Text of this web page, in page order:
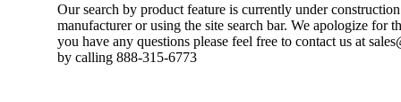
Our search by product feature is currently under
manufacturer or using the site search bar. We apologize for
you have any questions please feel free to contact us at
by calling 888-315-6773